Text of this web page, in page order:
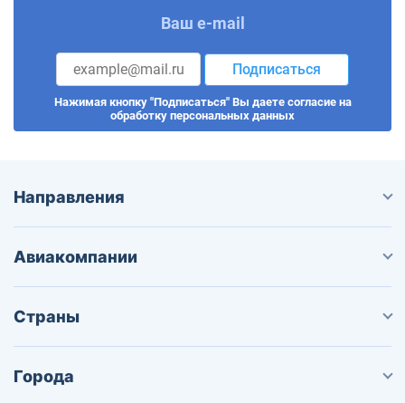
Ваш e-mail
Подписаться
Нажимая кнопку "Подписаться" Вы даете согласие на
обработку персональных данных
Направления
Авиакомпании
Страны
Города